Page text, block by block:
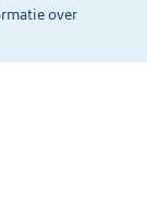
over